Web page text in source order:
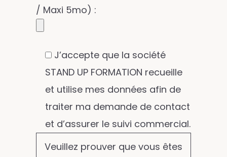
/ Maxi 5mo) :
J’accepte que la société
STAND UP FORMATION recueille
et utilise mes données afin de
traiter ma demande de contact
et d’assurer le suivi commercial.
Veuillez prouver que vous êtes